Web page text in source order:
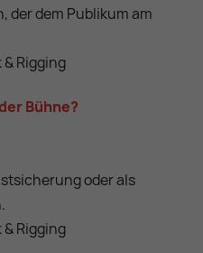
der dem Publikum am
Rigging
Bühne?
oder als
Rigging